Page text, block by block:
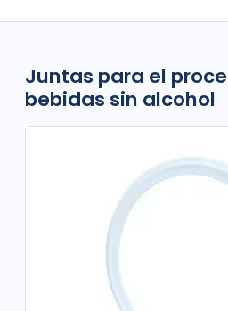
Juntas para el
bebidas sin alcohol